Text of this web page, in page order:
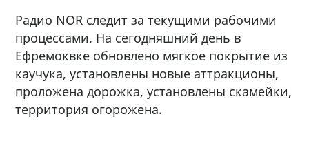
Радио NOR следит за текущими рабочими
процессами. На сегодняшний день в
Ефремоквке обновлено мягкое покрытие из
каучука, установлены новые аттракционы,
проложена дорожка, установлены скамейки,
территория огорожена.